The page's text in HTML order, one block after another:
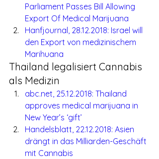
Parliament Passes Bill Allowing
Export Of Medical Marijuana
Hanfjournal, 28.12.2018: Israel will
den Export von medizinischem
Marihuana
Thailand legalisiert Cannabis
als Medizin
abc.net, 25.12.2018: Thailand
approves medical marijuana in
New Year’s ‘gift’
Handelsblatt, 22.12.2018: Asien
drängt in das Milliarden-Geschäft
mit Cannabis